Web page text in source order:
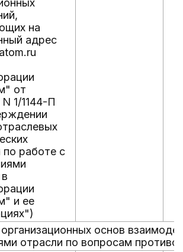
на
адрес
от
N 1/1144-П
по работе с
и ее
основ
отрасли по вопросам